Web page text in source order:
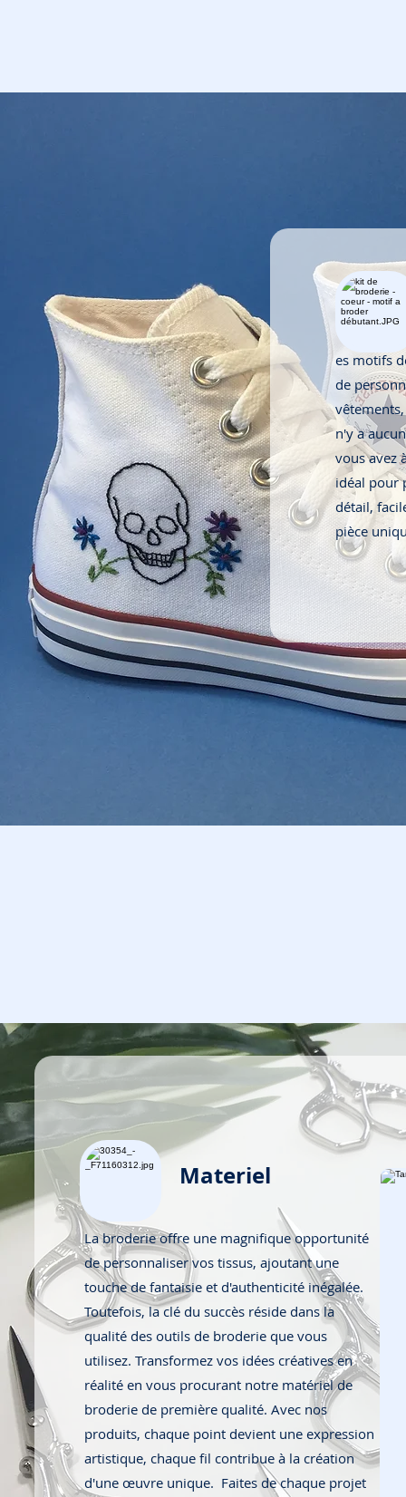
es motifs
de
n'y a
vous avez
idéal pour
détail,
pièce
Materiel
La broderie offre une magnifique opportunité
de personnaliser vos tissus, ajoutant une
touche de fantaisie et d'authenticité inégalée.
Toutefois, la clé du succès réside dans la
qualité des outils de broderie que vous
utilisez. Transformez vos idées créatives en
réalité en vous procurant notre matériel de
broderie de première qualité. Avec nos
produits, chaque point devient une expression
artistique, chaque fil contribue à la création
d'une œuvre unique. Faites de chaque projet